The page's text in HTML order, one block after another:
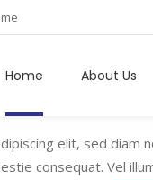
Home About Us
elit, sed diam
consequat. Vel